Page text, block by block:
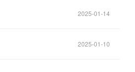
2025-01-14
2025-01-10